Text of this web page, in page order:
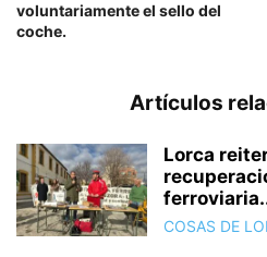
voluntariamente el sello del
coche.
Artículos
Lorca
COSAS DE